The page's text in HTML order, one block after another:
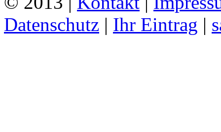
Datenschutz | Ihr Eintrag |